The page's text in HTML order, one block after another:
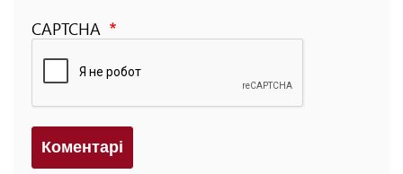
CAPTCHA
Коментарi